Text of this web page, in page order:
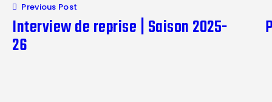
Previous Post
Interview de reprise | Saison 2025-
26